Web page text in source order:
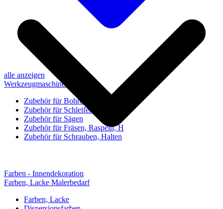
alle anzeigen
Werkzeugmaschinen-Zubehör
Zubehör für Bohren, Bohrhilfen
Zubehör für Schleifen, Poliere
Zubehör für Sägen
Zubehör für Fräsen, Raspeln, H
Zubehör für Schrauben, Halten
Farben - Innendekoration
Farben, Lacke Malerbedarf
Farben, Lacke